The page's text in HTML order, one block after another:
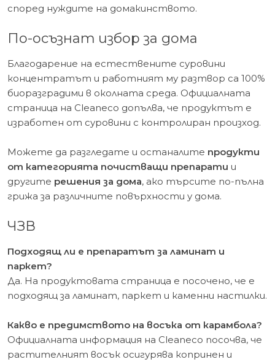
според нуждите на домакинството.
По-осъзнат избор за дома
Благодарение на естествените суровини
концентратът и работният му разтвор са 100%
биоразградими в околната среда. Официалната
страница на Cleaneco допълва, че продуктът е
изработен от суровини с контролиран произход.
Можете да разгледате и останалите продукти
от категорията почистващи препарати и
другите решения за дома, ако търсите по-пълна
грижа за различните повърхности у дома.
ЧЗВ
Подходящ ли е препаратът за ламинат и
паркет?
Да. На продуктовата страница е посочено, че е
подходящ за ламинат, паркет и каменни настилки.
Какво е предимството на восъка от карамбола?
Официалната информация на Cleaneco посочва, че
растителният восък осигурява копринен и